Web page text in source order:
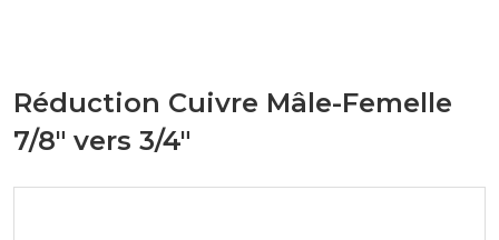
Réduction Cuivre Mâle-Femelle
7/8" vers 3/4"